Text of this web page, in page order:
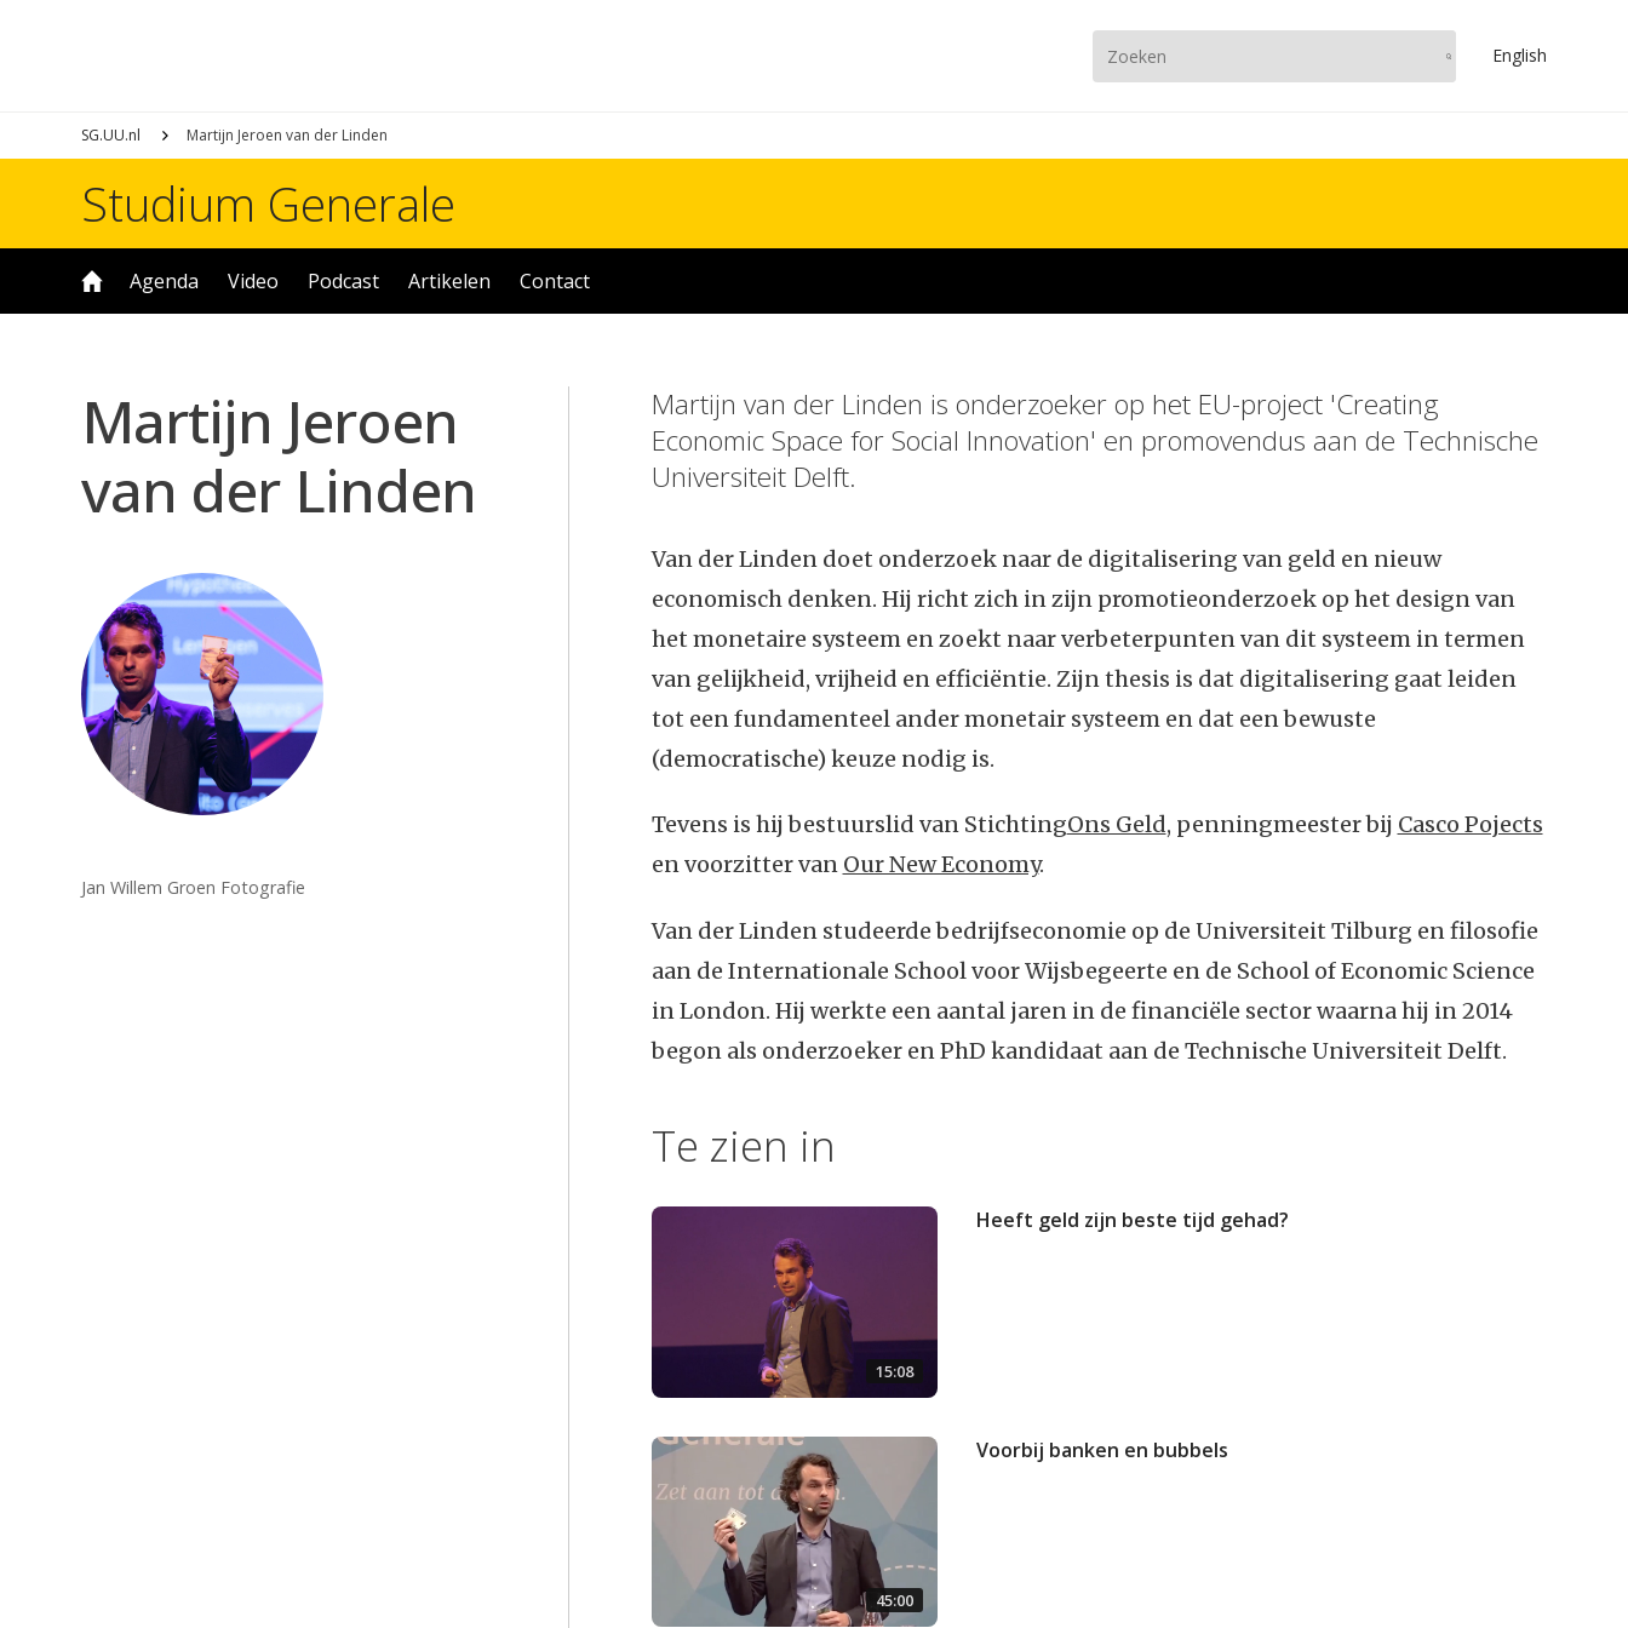
English
SG.UU.nl Martijn Jeroen van der Linden
Studium Generale
Agenda Video Podcast Artikelen Contact
Martijn Jeroen
van der Linden
Jan Willem Groen Fotografie
Martijn van der Linden is onderzoeker op het EU-project 'Creating
Economic Space for Social Innovation' en promovendus aan de Technische
Universiteit Delft.
Van der Linden doet onderzoek naar de digitalisering van geld en nieuw
economisch denken. Hij richt zich in zijn promotieonderzoek op het design van
het monetaire systeem en zoekt naar verbeterpunten van dit systeem in termen
van gelijkheid, vrijheid en efficiëntie. Zijn thesis is dat digitalisering gaat leiden
tot een fundamenteel ander monetair systeem en dat een bewuste
(democratische) keuze nodig is.
Tevens is hij bestuurslid van StichtingOns Geld, penningmeester bij Casco Pojects
en voorzitter van Our New Economy.
Van der Linden studeerde bedrijfseconomie op de Universiteit Tilburg en filosofie
aan de Internationale School voor Wijsbegeerte en de School of Economic Science
in London. Hij werkte een aantal jaren in de financiële sector waarna hij in 2014
begon als onderzoeker en PhD kandidaat aan de Technische Universiteit Delft.
Te zien in
15:08
Heeft geld zijn beste tijd gehad?
45:00
Voorbij banken en bubbels